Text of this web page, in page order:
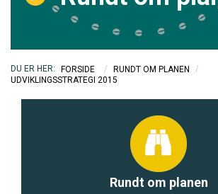
FORSIDE / RUNDT OM PLANEN
/
UDVIKLINGSSTRATEGI 2015
Rundt om planen